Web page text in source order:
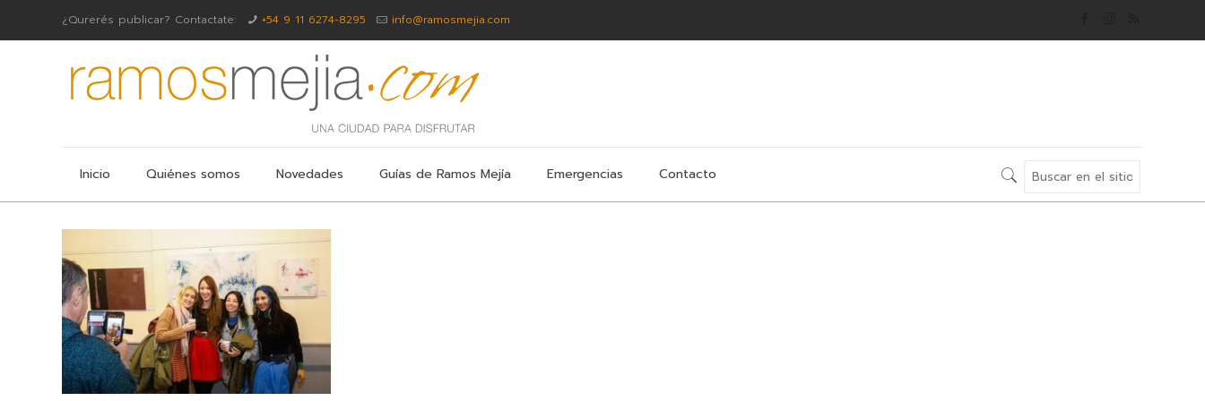
¿Qurerés publicar? Contactate: +54 9 11 6274-8295 info@ramosmejia.com
Inicio Quiénes somos Novedades Guías de Ramos Mejía Emergencias Contacto